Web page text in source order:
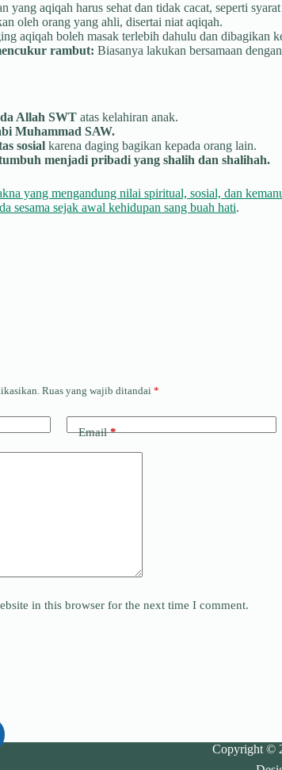
yang aqiqah harus sehat dan tidak cacat, seperti
oleh orang yang ahli, disertai niat aqiqah.
aqiqah boleh masak terlebih dahulu dan dibagikan
rambut: Biasanya lakukan bersamaan
Allah SWT atas kelahiran anak.
Muhammad SAW.
sosial karena daging bagikan kepada orang lain.
menjadi pribadi yang shalih dan shalihah.
yang mengandung nilai spiritual, sosial, dan
sesama sejak awal kehidupan sang buah hati.
Ruas yang wajib ditandai *
Email*
in this browser for the next time I comment.
Copyright ©